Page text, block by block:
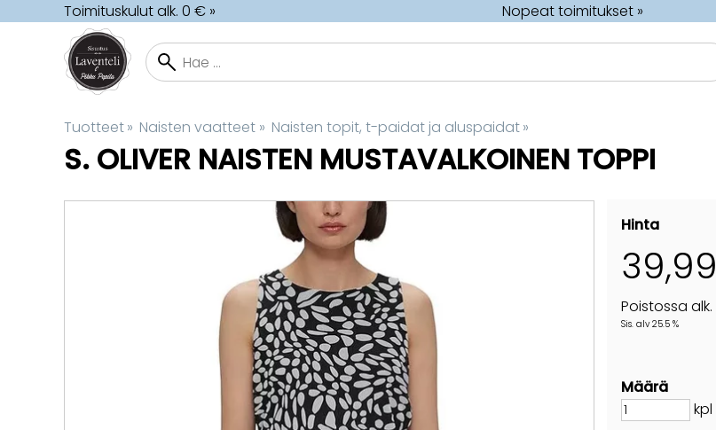
Toimituskulut alk. 0 € » Nopeat toimitukset »
Tuotteet‪» Naisten vaatteet ‪» Naisten topit, t-paidat ja aluspaidat‪»
S. OLIVER NAISTEN MUSTAVALKOINEN TOPPI
Hinta
39,99
Poistossa alk.
Sis. alv 25.5 %
Määrä
kpl